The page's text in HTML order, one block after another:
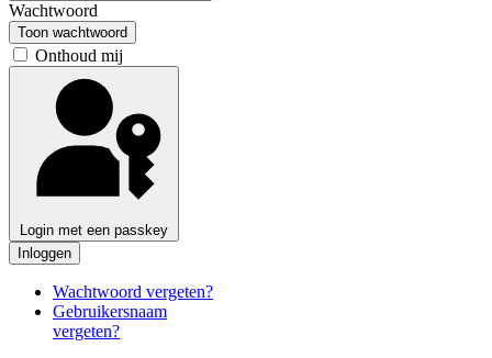
Wachtwoord
Toon wachtwoord
Onthoud mij
Login met een passkey
Inloggen
Wachtwoord vergeten?
Gebruikersnaam
vergeten?